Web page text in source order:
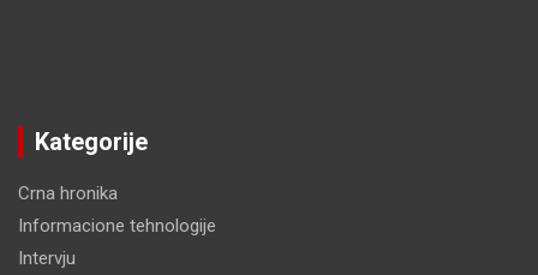
Kategorije
Crna hronika
Informacione tehnologije
Intervju